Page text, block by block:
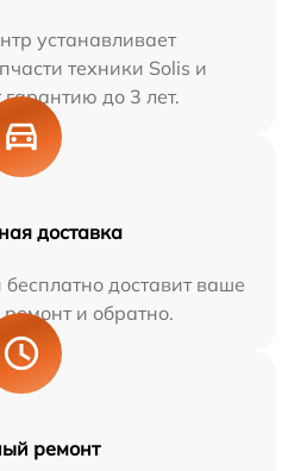
устанавливает
техники Solis и
гарантию до 3 лет.
доставка
доставит ваше
ремонт и обратно.
ремонт